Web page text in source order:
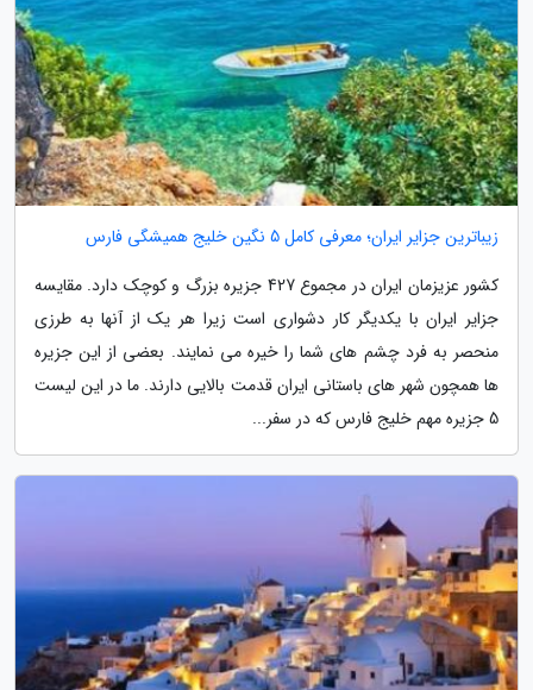
زیباترین جزایر ایران؛ معرفی کامل 5 نگین خلیج همیشگی فارس
کشور عزیزمان ایران در مجموع 427 جزیره بزرگ و کوچک دارد. مقایسه
جزایر ایران با یکدیگر کار دشواری است زیرا هر یک از آنها به طرزی
منحصر به فرد چشم های شما را خیره می نمایند. بعضی از این جزیره
ها همچون شهر های باستانی ایران قدمت بالایی دارند. ما در این لیست
5 جزیره مهم خلیج فارس که در سفر...